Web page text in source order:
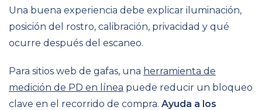
Una buena experiencia debe explicar iluminación,
posición del rostro, calibración, privacidad y qué
ocurre después del escaneo.
Para sitios web de gafas, una herramienta de
medición de PD en línea puede reducir un bloqueo
clave en el recorrido de compra. Ayuda a los